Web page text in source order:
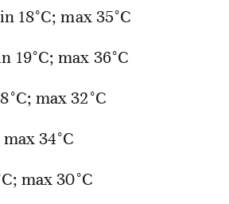
18°C; max 35°C
19°C; max 36°C
max 32°C
34°C
max 30°C